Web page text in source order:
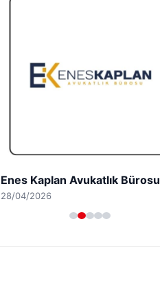
Enes Kaplan Avukatlık Bürosu
28/04/2026